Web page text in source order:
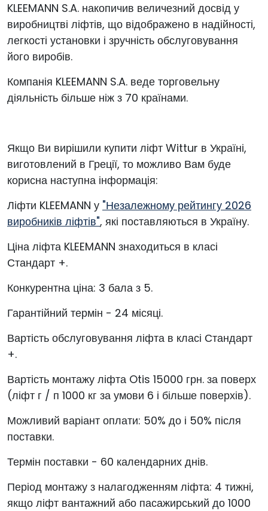
KLEEMANN S.A. накопичив величезний досвід у
виробництві ліфтів, що відображено в надійності,
легкості установки і зручність обслуговування
його виробів.
Компанія KLEEMANN S.A. веде торговельну
діяльність більше ніж з 70 країнами.
Якщо Ви вирішили купити ліфт Wittur в Україні,
виготовлений в Греції, то можливо Вам буде
корисна наступна інформація:
Ліфти KLEEMANN у "Незалежному рейтингу 2026
виробників ліфтів", які поставляються в Україну.
Ціна ліфта KLEEMANN знаходиться в класі
Стандарт +.
Конкурентна ціна: 3 бала з 5.
Гарантійний термін - 24 місяці.
Вартість обслуговування ліфта в класі Стандарт
+.
Вартість монтажу ліфта Otis 15000 грн. за поверх
(ліфт г / п 1000 кг за умови 6 і більше поверхів).
Можливий варіант оплати: 50% до і 50% після
поставки.
Термін поставки - 60 календарних днів.
Період монтажу з налагодженням ліфта: 4 тижні,
якщо ліфт вантажний або пасажирський до 1000